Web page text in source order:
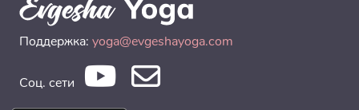
Поддержка: yoga@evgeshayoga.com
Соц. сети